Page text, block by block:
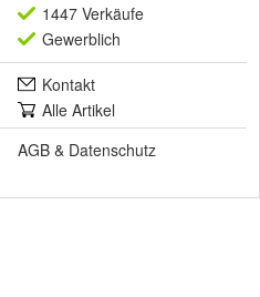
1447 Verkäufe
Gewerblich
Kontakt
Alle Artikel
AGB & Datenschutz